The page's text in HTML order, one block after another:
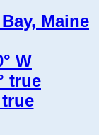
Maine
W
true